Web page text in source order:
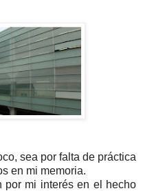
sea por falta de práctica
en mi memoria.
por mi interés en el hecho